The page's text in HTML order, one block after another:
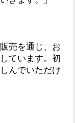
売を通じ、お
ています。初
んでいただけ